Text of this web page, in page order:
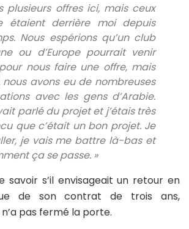
plusieurs offres ici, mais ceux
étaient derrière moi depuis
Nous espérions qu’un club
ou d’Europe pourrait venir
nous faire une offre, mais
nous avons eu de nombreuses
avec les gens d’Arabie.
parlé du projet et j’étais très
que c’était un bon projet. Je
je vais me battre là-bas et
ça se passe. »
savoir s’il envisageait un retour en
de son contrat de trois ans,
pas fermé la porte.